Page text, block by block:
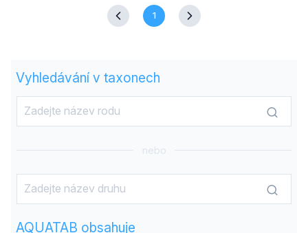
1
Vyhledávání v taxonech
nebo
AQUATAB obsahuje